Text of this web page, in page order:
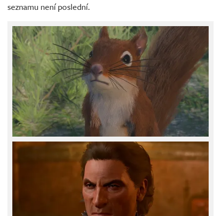
seznamu není poslední.